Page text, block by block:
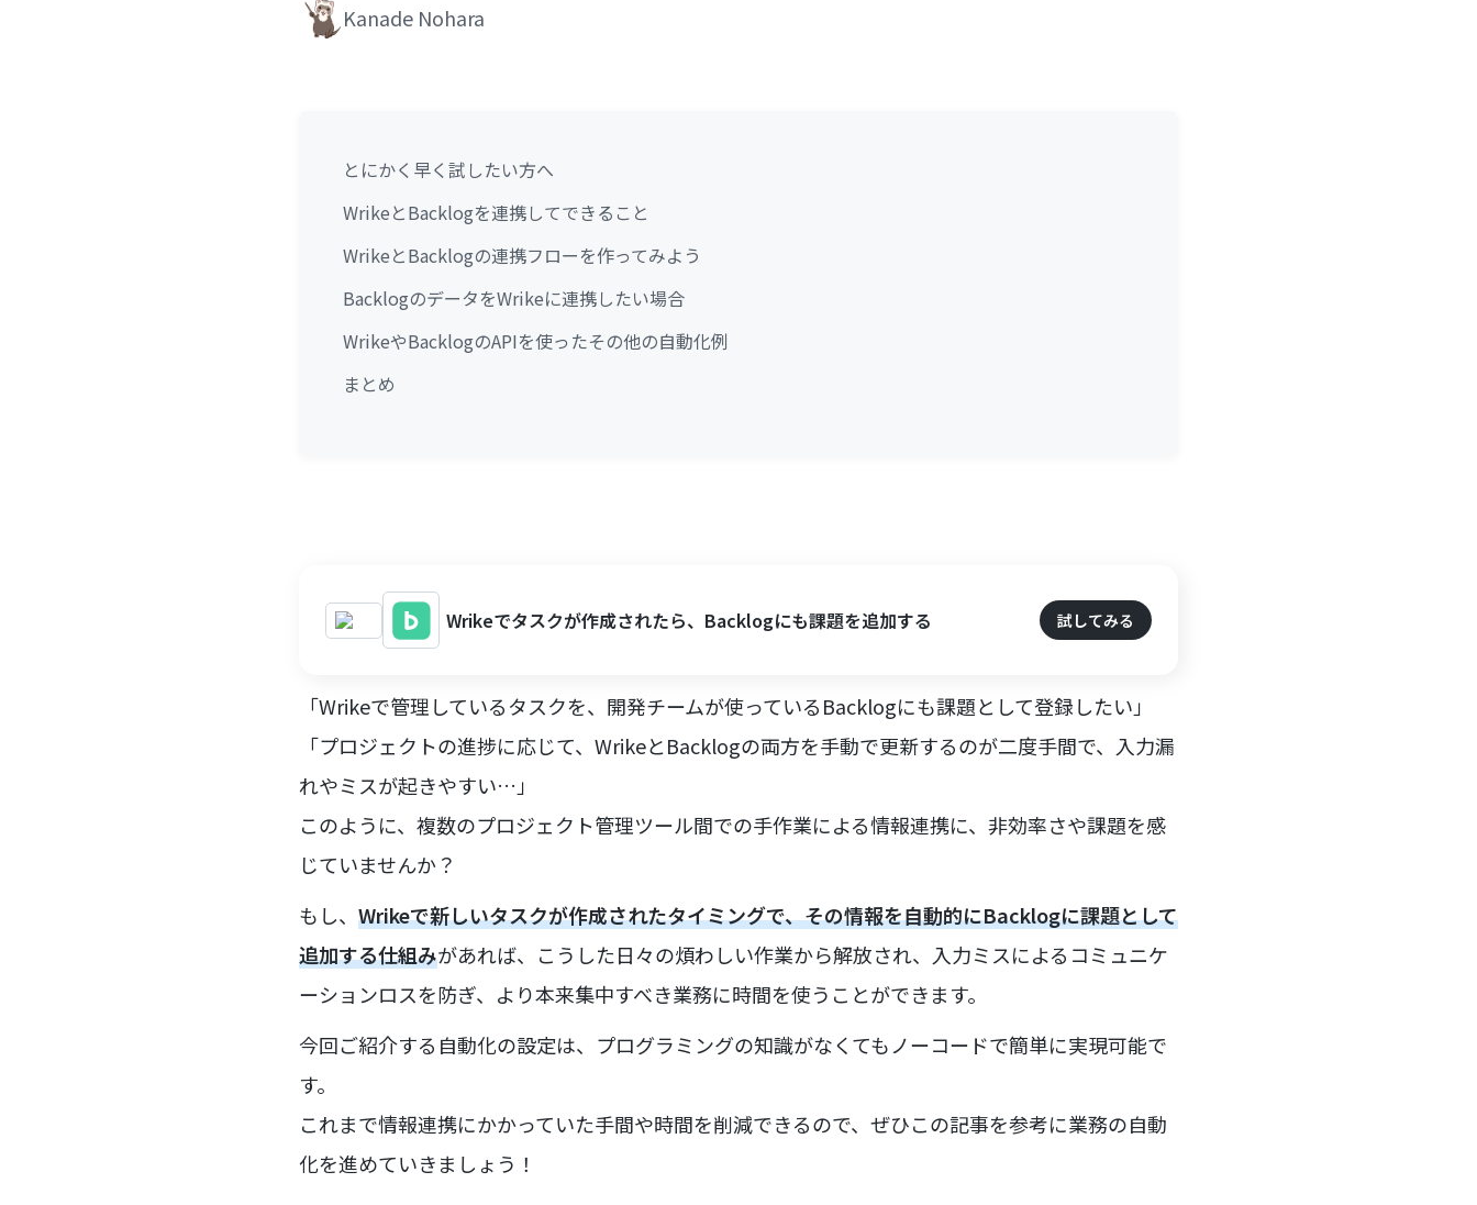
Kanade Nohara
とにかく早く試したい方へ
WrikeとBacklogを連携してできること
WrikeとBacklogの連携フローを作ってみよう
BacklogのデータをWrikeに連携したい場合
WrikeやBacklogのAPIを使ったその他の自動化例
まとめ
Wrikeでタスクが作成されたら、Backlogにも課題を追加する 試してみる
「Wrikeで管理しているタスクを、開発チームが使っているBacklogにも課題として登録したい」
「プロジェクトの進捗に応じて、WrikeとBacklogの両方を手動で更新するのが二度手間で、入力漏
れやミスが起きやすい…」
このように、複数のプロジェクト管理ツール間での手作業による情報連携に、非効率さや課題を感
じていませんか？
もし、 Wrikeで新しいタスクが作成されたタイミングで、その情報を自動的にBacklogに課題として
追加する仕組みがあれば、こうした日々の煩わしい作業から解放され、入力ミスによるコミュニケ
ーションロスを防ぎ、より本来集中すべき業務に時間を使うことができます。
今回ご紹介する自動化の設定は、プログラミングの知識がなくてもノーコードで簡単に実現可能で
す。
これまで情報連携にかかっていた手間や時間を削減できるので、ぜひこの記事を参考に業務の自動
化を進めていきましょう！